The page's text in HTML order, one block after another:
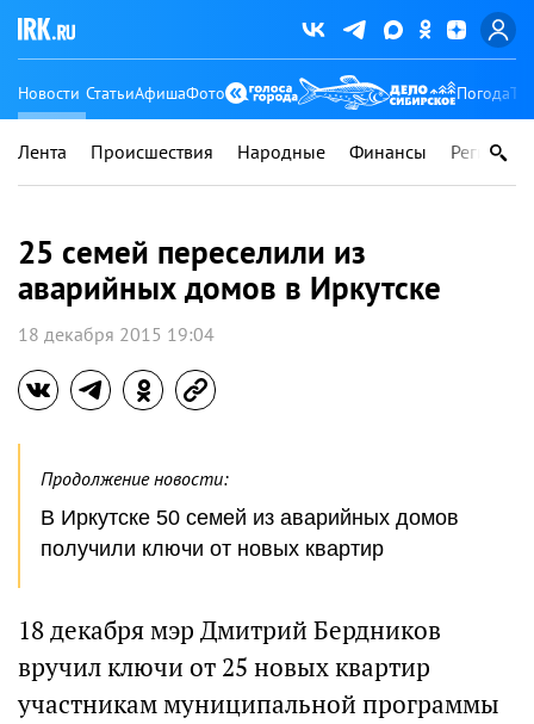
Новости СтатьиАфишаФото Погода
Лента Происшествия Народные Финансы Регионы
25 семей переселили из
аварийных домов в Иркутске
18 декабря 2015 19:04
Продолжение новости:
В Иркутске 50 семей из аварийных домов
получили ключи от новых квартир
18 декабря мэр Дмитрий Бердников
вручил ключи от 25 новых квартир
участникам муниципальной программы